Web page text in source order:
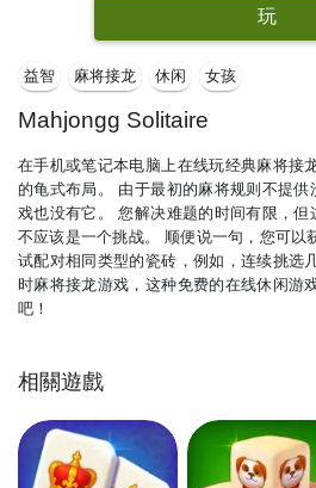
玩
益智 麻将接龙 休闲 女孩
Mahjongg Solitaire
在手机或笔记本电脑上在线玩经典麻将接
的龟式布局。 由于最初的麻将规则不提
戏也没有它。 您解决难题的时间有限，
不应该是一个挑战。 顺便说一句，您可以
试配对相同类型的瓷砖，例如，连续挑选
时麻将接龙游戏，这种免费的在线休闲游
吧！
相關遊戲